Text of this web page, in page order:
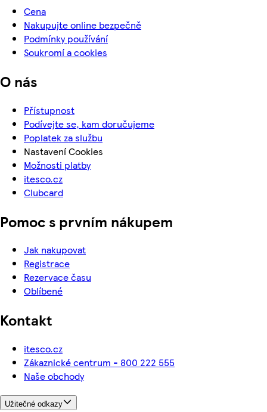
Cena
Nakupujte online bezpečně
Podmínky používání
Soukromí a cookies
O nás
Přístupnost
Podívejte se, kam doručujeme
Poplatek za službu
Nastavení Cookies
Možnosti platby
itesco.cz
Clubcard
Pomoc s prvním nákupem
Jak nakupovat
Registrace
Rezervace času
Oblíbené
Kontakt
itesco.cz
Zákaznické centrum - 800 222 555
Naše obchody
Užitečné odkazy